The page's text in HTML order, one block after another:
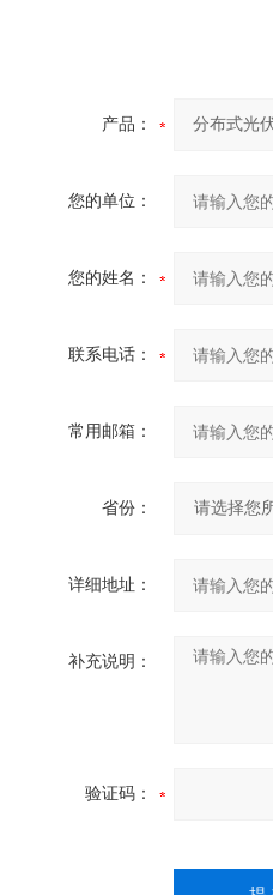
产品：
您的单位：
您的姓名：
联系电话：
常用邮箱：
省份：
详细地址：
补充说明：
验证码：